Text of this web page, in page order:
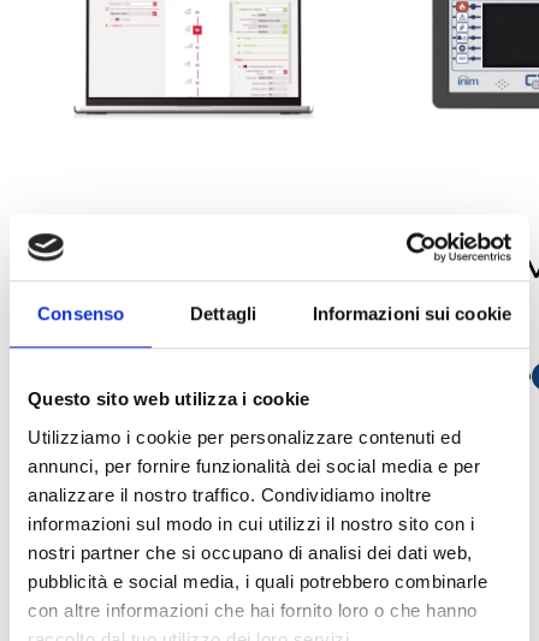
Consenso Dettagli Informazioni sui cookie
Questo sito web utilizza i cookie
Utilizziamo i cookie per personalizzare contenuti ed
annunci, per fornire funzionalità dei social media e per
analizzare il nostro traffico. Condividiamo inoltre
informazioni sul modo in cui utilizzi il nostro sito con i
nostri partner che si occupano di analisi dei dati web,
pubblicità e social media, i quali potrebbero combinarle
con altre informazioni che hai fornito loro o che hanno
Previdia/STUDIO
Software de programação e controlo
ABRIR LIGAÇÃO south_east
Módulos
Módulos frontais
ABRIR LIGAÇÃO
arrow_back arrow_forward